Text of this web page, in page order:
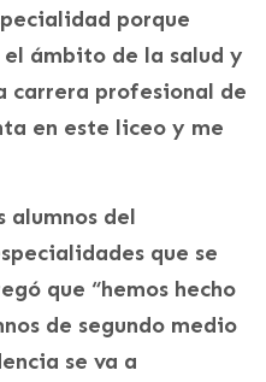
porque
ámbito de la salud y
carrera profesional de
en este liceo y me
alumnos del
que se
que “hemos hecho
de segundo medio
se va a